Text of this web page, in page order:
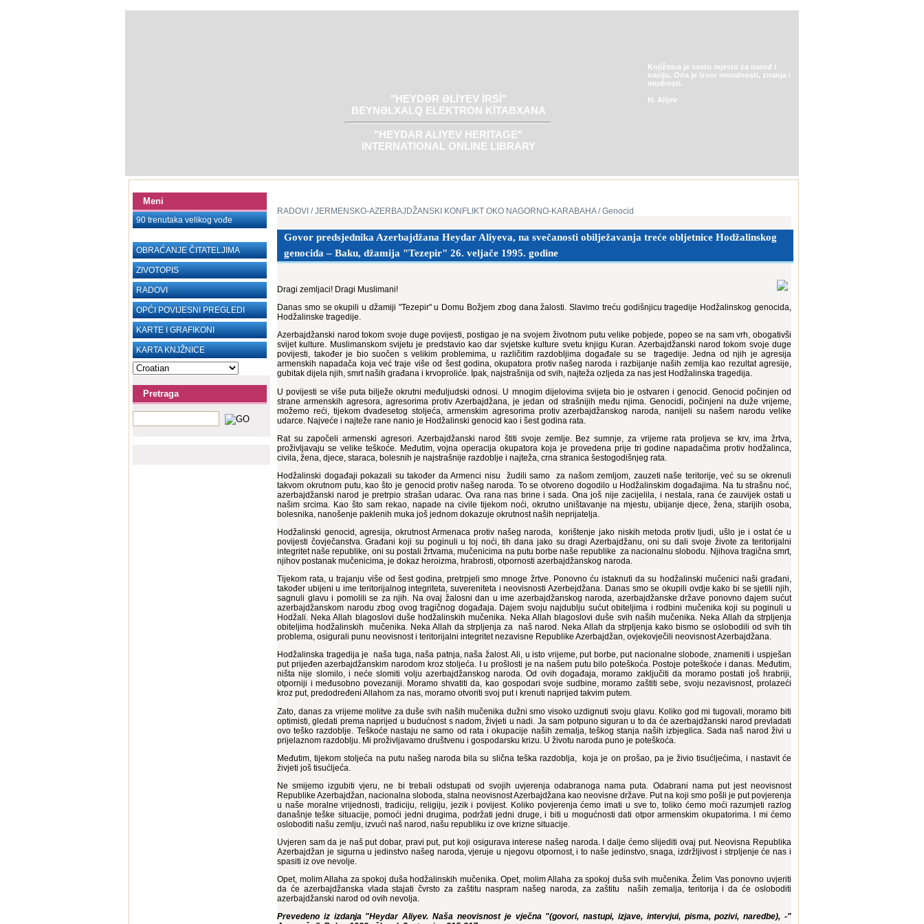
"HEYDƏR ƏLİYEV İRSİ"
BEYNƏLXALQ ELEKTRON KİTABXANA
"HEYDAR ALIYEV HERITAGE"
INTERNATIONAL ONLINE LIBRARY
Knjižnica je sveto mjesto za narod i
naciju. Ona je izvor moralnosti, znanja i
mudrosti.
H. Alijev
Meni
90 trenutaka velikog vođe
OBRAĆANJE ČITATELJIMA
ZIVOTOPIS
RADOVI
OPĆI POVIJESNI PREGLEDI
KARTE I GRAFIKONI
KARTA KNJŽNICE
Pretraga
RADOVI / JERMENSKO-AZERBAJDŽANSKI KONFLIKT OKO NAGORNO-KARABAHA/ Genocid
Govor predsjednika Azerbajdžana Heydar Aliyeva, na svečanosti obilježavanja treće obljetnice Hodžalinskog
genocida – Baku, džamija "Tezepir" 26. veljače 1995. godine
Dragi zemljaci! Dragi Muslimani!
Danas smo se okupili u džamiji "Tezepir" u Domu Božjem zbog dana žalosti. Slavimo treću godišnjicu tragedije Hodžalinskog genocida,
Hodžalinske tragedije.
Azerbajdžanski narod tokom svoje duge povijesti, postigao je na svojem životnom putu velike pobjede, popeo se na sam vrh, obogativši
svijet kulture. Muslimanskom svijetu je predstavio kao dar svjetske kulture svetu knjigu Kuran. Azerbajdžanski narod tokom svoje duge
povijesti, također je bio suočen s velikim problemima, u različitim razdobljima događale su se tragedije. Jedna od njih je agresija
armenskih napadača koja već traje više od šest godina, okupatora protiv našeg naroda i razbijanje naših zemlja kao rezultat agresije,
gubitak dijela njih, smrt naših građana i krvoproliće. Ipak, najstrašnija od svih, najteža ozljeda za nas jest Hodžalinska tragedija.
U povijesti se više puta bilježe okrutni međuljudski odnosi. U mnogim dijelovima svijeta bio je ostvaren i genocid. Genocid počinjen od
strane armenskih agresora, agresorima protiv Azerbajdžana, je jedan od strašnijih među njima. Genocidi, počinjeni na duže vrijeme,
možemo reći, tijekom dvadesetog stoljeća, armenskim agresorima protiv azerbajdžanskog naroda, nanijeli su našem narodu velike
udarce. Najveće i najteže rane nanio je Hodžalinski genocid kao i šest godina rata.
Rat su započeli armenski agresori. Azerbajdžanski narod štiti svoje zemlje. Bez sumnje, za vrijeme rata proljeva se krv, ima žrtva,
proživljavaju se velike teškoće. Međutim, vojna operacija okupatora koja je provedena prije tri godine napadačima protiv hodžalinca,
civila, žena, djece, staraca, bolesnih je najstrašnije razdoblje i najteža, crna stranica šestogodišnjeg rata.
Hodžalinski događaji pokazali su također da Armenci nisu žudili samo za našom zemljom, zauzeti naše teritorije, već su se okrenuli
takvom okrutnom putu, kao što je genocid protiv našeg naroda. To se otvoreno dogodilo u Hodžalinskim događajima. Na tu strašnu noć,
azerbajdžanski narod je pretrpio strašan udarac. Ova rana nas brine i sada. Ona još nije zacijelila, i nestala, rana će zauvijek ostati u
našim srcima. Kao što sam rekao, napade na civile tijekom noći, okrutno uništavanje na mjestu, ubijanje djece, žena, starijih osoba,
bolesnika, nanošenje paklenih muka još jednom dokazuje okrutnost naših neprijatelja.
Hodžalinski genocid, agresija, okrutnost Armenaca protiv našeg naroda, korištenje jako niskih metoda protiv ljudi, ušlo je i ostat će u
povijesti čovječanstva. Građani koji su poginuli u toj noći, tih dana jako su dragi Azerbajdžanu, oni su dali svoje živote za teritorijalni
integritet naše republike, oni su postali žrtvama, mučenicima na putu borbe naše republike za nacionalnu slobodu. Njihova tragična smrt,
njihov postanak mučenicima, je dokaz heroizma, hrabrosti, otpornosti azerbajdžanskog naroda.
Tijekom rata, u trajanju više od šest godina, pretrpjeli smo mnoge žrtve. Ponovno ću istaknuti da su hodžalinski mučenici naši građani,
također ubijeni u ime teritorijalnog integriteta, suvereniteta i neovisnosti Azerbejdžana. Danas smo se okupili ovdje kako bi se sjetili njih,
sagnuli glavu i pomolili se za njih. Na ovaj žalosni dan u ime azerbajdžanskog naroda, azerbajdžanske države ponovno dajem sućut
azerbajdžanskom narodu zbog ovog tragičnog događaja. Dajem svoju najdublju sućut obiteljima i rodbini mučenika koji su poginuli u
Hodžali. Neka Allah blagoslovi duše hodžalinskih mučenika. Neka Allah blagoslovi duše svih naših mučenika. Neka Allah da strpljenja
obiteljima hodžalinskih mučenika. Neka Allah da strpljenja za naš narod. Neka Allah da strpljenja kako bismo se oslobodili od svih tih
problema, osigurali punu neovisnost i teritorijalni integritet nezavisne Republike Azerbajdžan, ovjekovječili neovisnost Azerbajdžana.
Hodžalinska tragedija je naša tuga, naša patnja, naša žalost. Ali, u isto vrijeme, put borbe, put nacionalne slobode, znameniti i uspješan
put prijeđen azerbajdžanskim narodom kroz stoljeća. I u prošlosti je na našem putu bilo poteškoća. Postoje poteškoće i danas. Međutim,
ništa nije slomilo, i neće slomiti volju azerbajdžanskog naroda. Od ovih događaja, moramo zaključiti da moramo postati još hrabriji,
otporniji i međusobno povezaniji. Moramo shvatiti da, kao gospodari svoje sudbine, moramo zaštiti sebe, svoju nezavisnost, prolazeći
kroz put, predodređeni Allahom za nas, moramo otvoriti svoj put i krenuti naprijed takvim putem.
Zato, danas za vrijeme molitve za duše svih naših mučenika dužni smo visoko uzdignuti svoju glavu. Koliko god mi tugovali, moramo biti
optimisti, gledati prema naprijed u budućnost s nadom, živjeti u nadi. Ja sam potpuno siguran u to da će azerbajdžanski narod prevladati
ovo teško razdoblje. Teškoće nastaju ne samo od rata i okupacije naših zemalja, teškog stanja naših izbjeglica. Sada naš narod živi u
prijelaznom razdoblju. Mi proživljavamo društvenu i gospodarsku krizu. U životu naroda puno je poteškoća.
Međutim, tijekom stoljeća na putu našeg naroda bila su slična teška razdoblja, koja je on prošao, pa je živio tisućljećima, i nastavit će
živjeti još tisućljeća.
Ne smijemo izgubiti vjeru, ne bi trebali odstupati od svojih uvjerenja odabranoga nama puta. Odabrani nama put jest neovisnost
Republike Azerbajdžan, nacionalna sloboda, stalna neovisnost Azerbajdžana kao neovisne države. Put na koji smo pošli je put povjerenja
u naše moralne vrijednosti, tradiciju, religiju, jezik i povijest. Koliko povjerenja ćemo imati u sve to, toliko ćemo moći razumjeti razlog
današnje teške situacije, pomoći jedni drugima, podržati jedni druge, i biti u mogućnosti dati otpor armenskim okupatorima. I mi ćemo
osloboditi našu zemlju, izvući naš narod, našu republiku iz ove krizne situacije.
Uvjeren sam da je naš put dobar, pravi put, put koji osigurava interese našeg naroda. I dalje ćemo slijediti ovaj put. Neovisna Republika
Azerbajdžan je sigurna u jedinstvo našeg naroda, vjeruje u njegovu otpornost, i to naše jedinstvo, snaga, izdržljivost i strpljenje će nas i
spasiti iz ove nevolje.
Opet, molim Allaha za spokoj duša hodžalinskih mučenika. Opet, molim Allaha za spokoj duša svih mučenika. Želim Vas ponovno uvjeriti
da će azerbajdžanska vlada stajati čvrsto za zaštitu naspram našeg naroda, za zaštitu naših zemalja, teritorija i da će osloboditi
azerbajdžanski narod od ovih nevolja.
Prevedeno iz izdanja "Heydar Aliyev. Naša neovisnost je vječna "(govori, nastupi, izjave, intervjui, pisma, pozivi, naredbe), -"